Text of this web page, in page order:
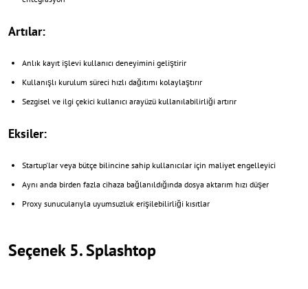
Artılar:
Anlık kayıt işlevi kullanıcı deneyimini geliştirir
Kullanışlı kurulum süreci hızlı dağıtımı kolaylaştırır
Sezgisel ve ilgi çekici kullanıcı arayüzü kullanılabilirliği artırır
Eksiler:
Startup'lar veya bütçe bilincine sahip kullanıcılar için maliyet engelleyici
Aynı anda birden fazla cihaza bağlanıldığında dosya aktarım hızı düşer
Proxy sunucularıyla uyumsuzluk erişilebilirliği kısıtlar
Seçenek 5. Splashtop